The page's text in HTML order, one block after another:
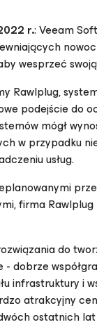
r.: Veeam
wesprzeć
Rawlplug,
podejście do
mógł
w przypadku
usług.
firma
do
dobrze
infrastruktury i
atrakcyjny
ostatnich